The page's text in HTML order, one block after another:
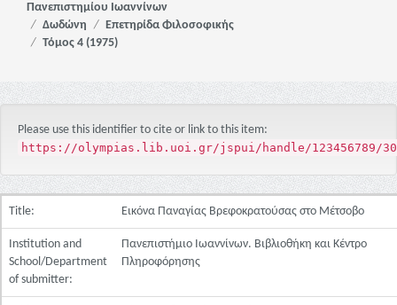
Πανεπιστημίου Ιωαννίνων
Δωδώνη
Επετηρίδα Φιλοσοφικής
Τόμος 4 (1975)
Please use this identifier to cite or link to this item:
https://olympias.lib.uoi.gr/jspui/handle/123456789/
Title: Εικόνα Παναγίας Βρεφοκρατούσας στο Μέτσοβο
Institution and
School/Department
of submitter:
Πανεπιστήμιο Ιωαννίνων. Βιβλιοθήκη και Κέντρο
Πληροφόρησης